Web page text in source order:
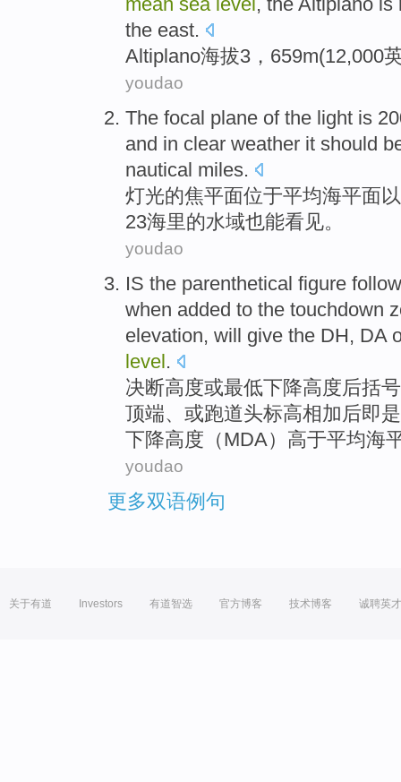
the east.
Altiplano海拔3，659m(12,000
youdao
The focal plane ofthe light is
and in clear weather it should
nautical miles.
灯光的焦平面位于平均海平面
23海里的水域也能看见。
youdao
IS the parenthetical figure
when added to the touchdown
elevation, will give the DH, DA
level.
决断高度或最低下降高度后括号
顶端、或跑道头标高相加 后即是
下降高度（MDA） 高于平均海
youdao
更多双语例句
关于有道 Investors 有道智选 官方博客 技术博客 诚聘英才